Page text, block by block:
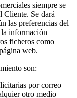
siempre se
Cliente. Se dará
las preferencias del
información
ficheros como
web.
son:
por correo
otro medio